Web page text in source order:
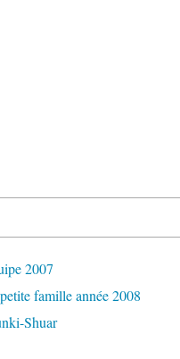
2007
famille année 2008
Shuar